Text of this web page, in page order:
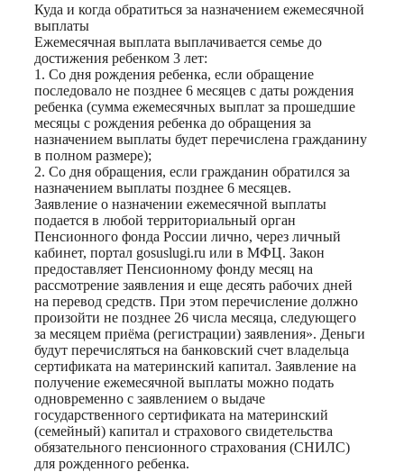
Куда и когда обратиться за назначением ежемесячной
выплаты
Ежемесячная выплата выплачивается семье до
достижения ребенком 3 лет:
1. Со дня рождения ребенка, если обращение
последовало не позднее 6 месяцев с даты рождения
ребенка (сумма ежемесячных выплат за прошедшие
месяцы с рождения ребенка до обращения за
назначением выплаты будет перечислена гражданину
в полном размере);
2. Со дня обращения, если гражданин обратился за
назначением выплаты позднее 6 месяцев.
Заявление о назначении ежемесячной выплаты
подается в любой территориальный орган
Пенсионного фонда России лично, через личный
кабинет, портал gosuslugi.ru или в МФЦ. Закон
предоставляет Пенсионному фонду месяц на
рассмотрение заявления и еще десять рабочих дней
на перевод средств. При этом перечисление должно
произойти не позднее 26 числа месяца, следующего
за месяцем приёма (регистрации) заявления». Деньги
будут перечисляться на банковский счет владельца
сертификата на материнский капитал. Заявление на
получение ежемесячной выплаты можно подать
одновременно с заявлением о выдаче
государственного сертификата на материнский
(семейный) капитал и страхового свидетельства
обязательного пенсионного страхования (СНИЛС)
для рожденного ребенка.